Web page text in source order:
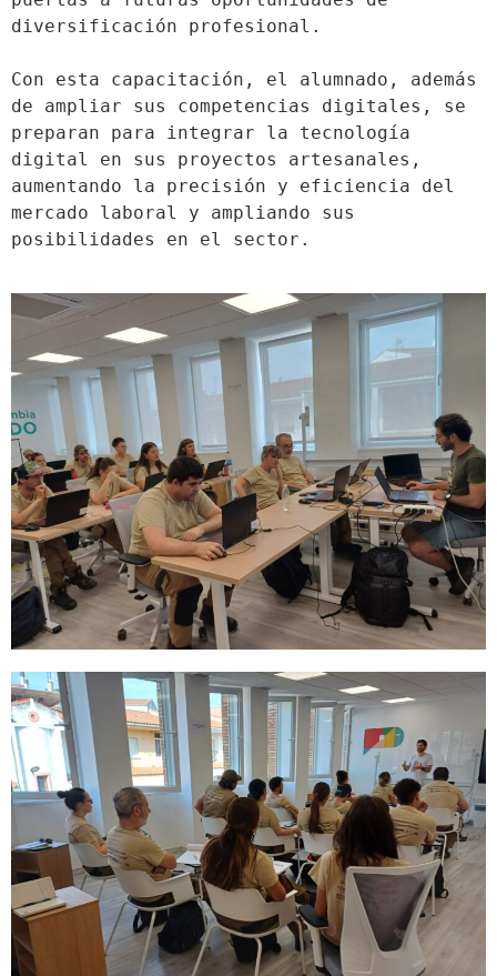
diversificación profesional.
Con esta capacitación, el alumnado, además
de ampliar sus competencias digitales, se
preparan para integrar la tecnología
digital en sus proyectos artesanales,
aumentando la precisión y eficiencia del
mercado laboral y ampliando sus
posibilidades en el sector.